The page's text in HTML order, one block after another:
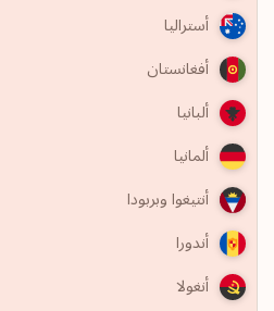
أستراليا
أفغانستان
ألبانيا
ألمانيا
أنتيغوا وبربودا
أندورا
أنغولا